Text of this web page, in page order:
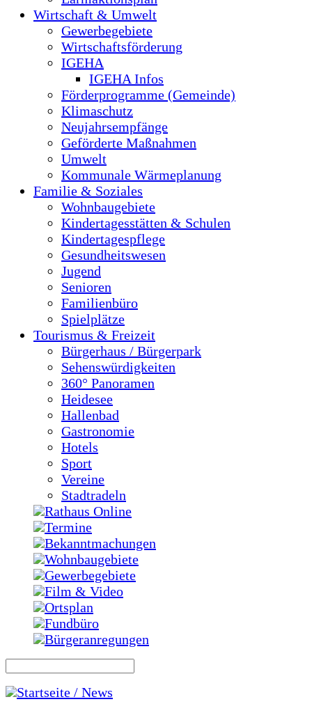
Wirtschaft & Umwelt
Gewerbegebiete
Wirtschaftsförderung
IGEHA
IGEHA Infos
Förderprogramme (Gemeinde)
Klimaschutz
Neujahrsempfänge
Geförderte Maßnahmen
Umwelt
Kommunale Wärmeplanung
Familie & Soziales
Wohnbaugebiete
Kindertagesstätten & Schulen
Kindertagespflege
Gesundheitswesen
Jugend
Senioren
Familienbüro
Spielplätze
Tourismus & Freizeit
Bürgerhaus / Bürgerpark
Sehenswürdigkeiten
360° Panoramen
Heidesee
Hallenbad
Gastronomie
Hotels
Sport
Vereine
Stadtradeln
Rathaus Online
Termine
Bekanntmachungen
Wohnbaugebiete
Gewerbegebiete
Film & Video
Ortsplan
Fundbüro
Bürgeranregungen
Startseite / News